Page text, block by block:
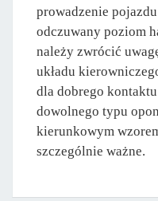
prowadzenie
odczuwany poziom
należy zwrócić
układu
dla dobrego
dowolnego typu
kierunkowym
szczególnie ważne.